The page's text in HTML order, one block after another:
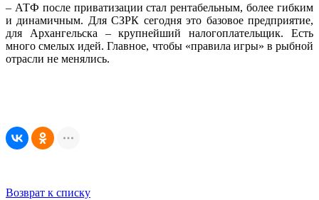
– АТФ после приватизации стал рентабельным, более гибким
и динамичным. Для СЗРК сегодня это базовое предприятие,
для Архангельска – крупнейший налогоплательщик. Есть
много смелых идей. Главное, чтобы «правила игры» в рыбной
отрасли не менялись.
Возврат к списку